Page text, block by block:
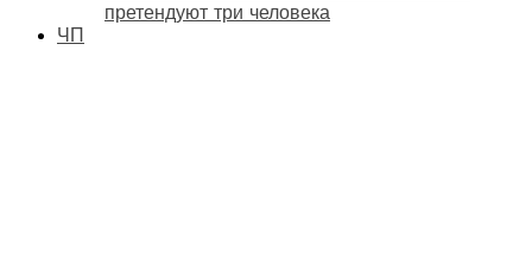
претендуют три человека
ЧП